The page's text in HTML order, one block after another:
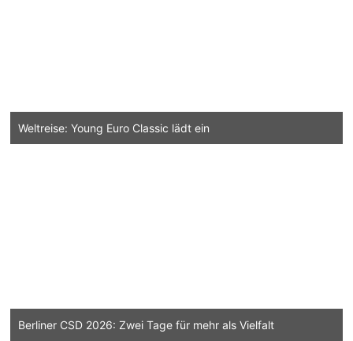
Weltreise: Young Euro Classic lädt ein
Berliner CSD 2026: Zwei Tage für mehr als Vielfalt